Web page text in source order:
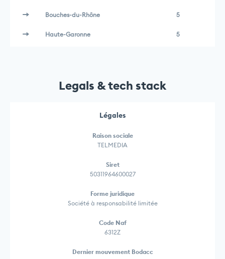
Bouches-du-Rhône 5
Haute-Garonne 5
Legals & tech stack
Légales
Raison sociale
TELMEDIA
Siret
50311964600027
Forme juridique
Société à responsabilité limitée
Code Naf
6312Z
Dernier mouvement Bodacc